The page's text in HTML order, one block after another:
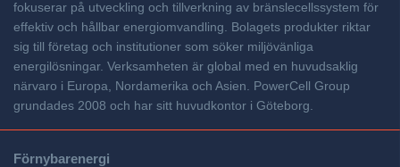
fokuserar på utveckling och tillverkning av bränslecellssystem för
effektiv och hållbar energiomvandling. Bolagets produkter riktar
sig till företag och institutioner som söker miljövänliga
energilösningar. Verksamheten är global med en huvudsaklig
närvaro i Europa, Nordamerika och Asien. PowerCell Group
grundades 2008 och har sitt huvudkontor i Göteborg.
Förnybarenergi